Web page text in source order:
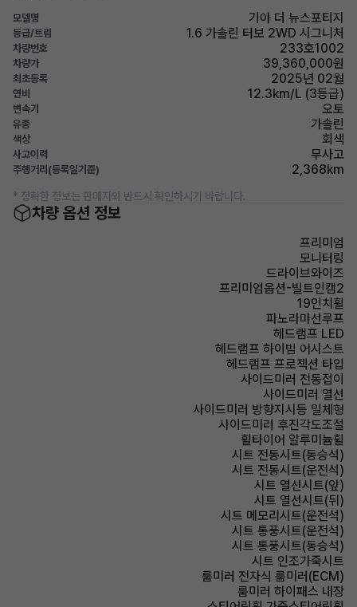
모델명 기아 더 뉴스포티지
등급/트림 1.6 가솔린 터보 2WD 시그니처
차량번호 233호1002
차량가 39,360,000원
최초등록 2025년 02월
연비 12.3km/L (3등급)
변속기 오토
유종 가솔린
색상 회색
사고이력 무사고
주행거리(등록일기준) 2,368km
* 정확한 정보는 판매자와 반드시 확인하시기 바랍니다.
차량 옵션 정보
프리미엄
모니터링
드라이브와이즈
프리미엄옵션-빌트인캠2
19인치휠
파노라마선루프
헤드램프 LED
헤드램프 하이빔 어시스트
헤드램프 프로젝션 타입
사이드미러 전동접이
사이드미러 열선
사이드미러 방향지시등 일체형
사이드미러 후진각도조절
휠타이어 알루미늄휠
시트 전동시트(동승석)
시트 전동시트(운전석)
시트 열선시트(앞)
시트 열선시트(뒤)
시트 메모리시트(운전석)
시트 통풍시트(운전석)
시트 통풍시트(동승석)
시트 인조가죽시트
룸미러 전자식 룸미러(ECM)
룸미러 하이패스 내장